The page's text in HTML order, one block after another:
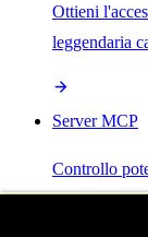
Ottieni
leggendaria
Server MCP
Controllo